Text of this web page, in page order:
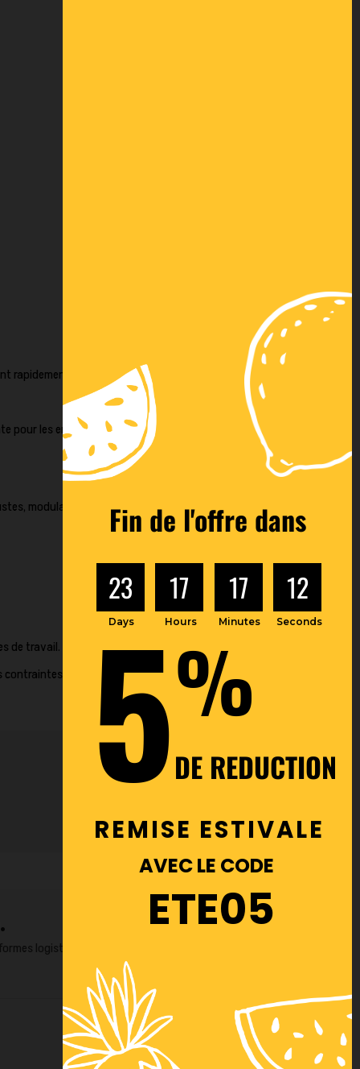
rapidement.
pour les entrepôts qui souhaitent conserver une
modulaires et adaptées aux contraintes des
de travail.
contraintes d'exploitation.
logistiques. Notre équipe vous conseille
5%
DE REDUCTION
Fin de l'offre dans
REMISE ESTIVALE
AVEC LE CODE
ETE05
23 17 17 11
Days Hours Minutes Seconds